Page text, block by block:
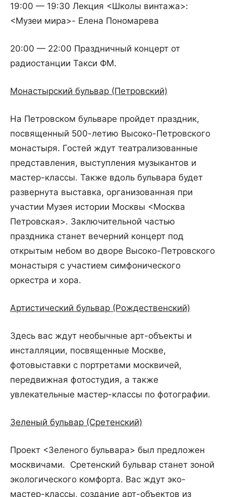
19:00 — 19:30 Лекция <Школы винтажа>:
<Музеи мира>- Елена Пономарева
20:00 — 22:00 Праздничный концерт от
радиостанции Такси ФМ.
Монастырский бульвар (Петровский)
На Петровском бульваре пройдет праздник,
посвященный 500-летию Высоко-Петровского
монастыря. Гостей ждут театрализованные
представления, выступления музыкантов и
мастер-классы. Также вдоль бульвара будет
развернута выставка, организованная при
участии Музея истории Москвы <Москва
Петровская>. Заключительной частью
праздника станет вечерний концерт под
открытым небом во дворе Высоко-Петровского
монастыря с участием симфонического
оркестра и хора.
Артистический бульвар (Рождественский)
Здесь вас ждут необычные арт-объекты и
инсталляции, посвященные Москве,
фотовыставки с портретами москвичей,
передвижная фотостудия, а также
увлекательные мастер-классы по фотографии.
Зеленый бульвар (Сретенский)
Проект <Зеленого бульвара> был предложен
москвичами. Сретенский бульвар станет зоной
экологического комфорта. Вас ждут эко-
мастер-классы, создание арт-объектов из